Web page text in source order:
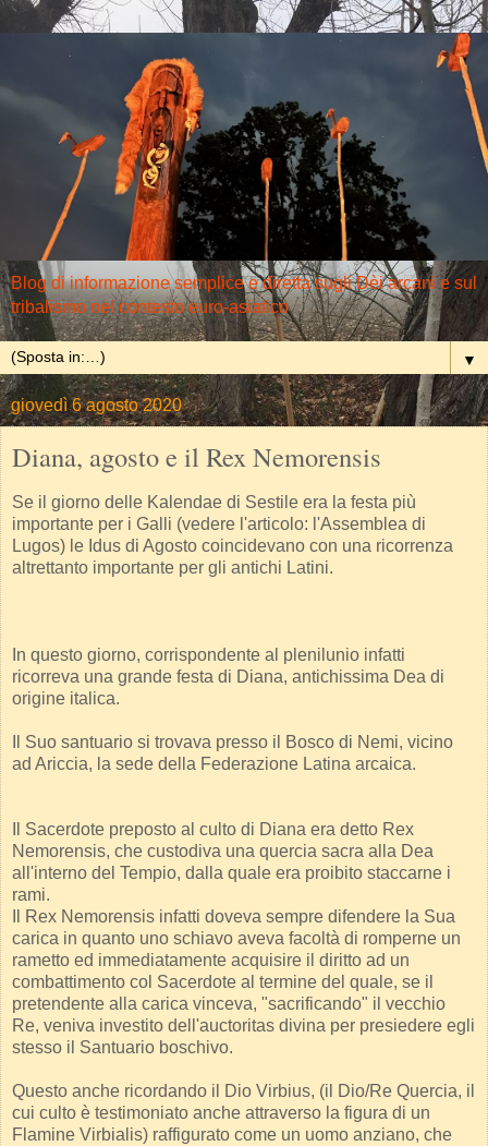
Blog di informazione semplice e diretta sugli Dèi arcani e sul
tribalismo nel contesto euro-asiatico
▼
giovedì 6 agosto 2020
Diana, agosto e il Rex Nemorensis
Se il giorno delle Kalendae di Sestile era la festa più
importante per i Galli (vedere l'articolo: l'Assemblea di
Lugos) le Idus di Agosto coincidevano con una ricorrenza
altrettanto importante per gli antichi Latini.
In questo giorno, corrispondente al plenilunio infatti
ricorreva una grande festa di Diana, antichissima Dea di
origine italica.
Il Suo santuario si trovava presso il Bosco di Nemi, vicino
ad Ariccia, la sede della Federazione Latina arcaica.
Il Sacerdote preposto al culto di Diana era detto Rex
Nemorensis, che custodiva una quercia sacra alla Dea
all'interno del Tempio, dalla quale era proibito staccarne i
rami.
Il Rex Nemorensis infatti doveva sempre difendere la Sua
carica in quanto uno schiavo aveva facoltà di romperne un
rametto ed immediatamente acquisire il diritto ad un
combattimento col Sacerdote al termine del quale, se il
pretendente alla carica vinceva, "sacrificando" il vecchio
Re, veniva investito dell'auctoritas divina per presiedere egli
stesso il Santuario boschivo.
Questo anche ricordando il Dio Virbius, (il Dio/Re Quercia, il
cui culto è testimoniato anche attraverso la figura di un
Flamine Virbialis) raffigurato come un uomo anziano, che